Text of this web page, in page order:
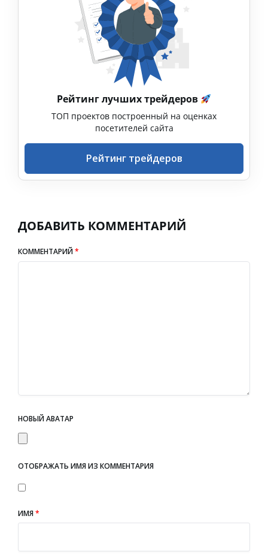
Рейтинг лучших трейдеров
ТОП проектов построенный на оценках
посетителей сайта
Рейтинг трейдеров
ДОБАВИТЬ КОММЕНТАРИЙ
КОММЕНТАРИЙ*
НОВЫЙ АВАТАР
ОТОБРАЖАТЬ ИМЯ ИЗ КОММЕНТАРИЯ
ИМЯ*